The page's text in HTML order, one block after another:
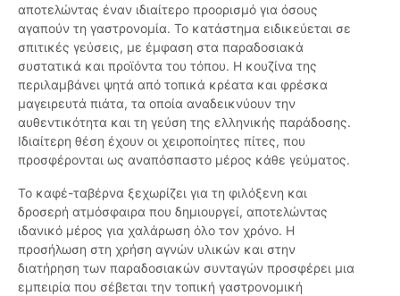
αποτελώντας έναν ιδιαίτερο προορισμό για όσους
αγαπούν τη γαστρονομία. Το κατάστημα ειδικεύεται σε
σπιτικές γεύσεις, με έμφαση στα παραδοσιακά
συστατικά και προϊόντα του τόπου. Η κουζίνα της
περιλαμβάνει ψητά από τοπικά κρέατα και φρέσκα
μαγειρευτά πιάτα, τα οποία αναδεικνύουν την
αυθεντικότητα και τη γεύση της ελληνικής παράδοσης.
Ιδιαίτερη θέση έχουν οι χειροποίητες πίτες, που
προσφέρονται ως αναπόσπαστο μέρος κάθε γεύματος.
Το καφέ-ταβέρνα ξεχωρίζει για τη φιλόξενη και
δροσερή ατμόσφαιρα που δημιουργεί, αποτελώντας
ιδανικό μέρος για χαλάρωση όλο τον χρόνο. Η
προσήλωση στη χρήση αγνών υλικών και στην
διατήρηση των παραδοσιακών συνταγών προσφέρει μια
εμπειρία που σέβεται την τοπική γαστρονομική